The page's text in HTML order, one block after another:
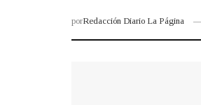
porRedacción Diario La Página